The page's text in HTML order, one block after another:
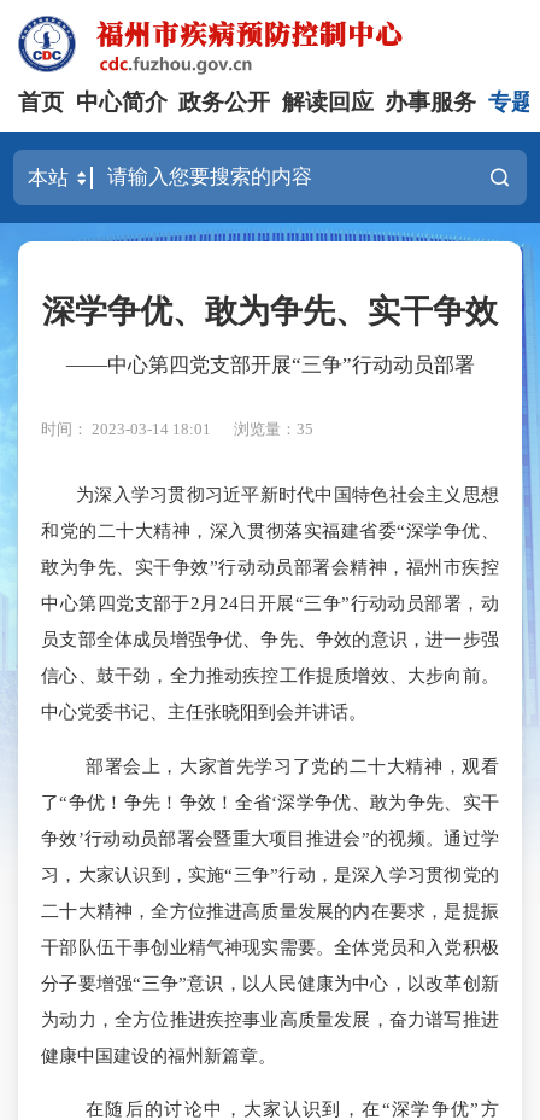
首页 中心简介 政务公开 解读回应 办事服务 专题
深学争优、敢为争先、实干争效
——中心第四党支部开展“三争”行动动员部署
时间： 2023-03-14 18:01 浏览量：35
为深入学习贯彻习近平新时代中国特色社会主义思想
和党的二十大精神，深入贯彻落实福建省委“深学争优、
敢为争先、实干争效”行动动员部署会精神，福州市疾控
中心第四党支部于2月24日开展“三争”行动动员部署，动
员支部全体成员增强争优、争先、争效的意识，进一步强
信心、鼓干劲，全力推动疾控工作提质增效、大步向前。
中心党委书记、主任张晓阳到会并讲话。
部署会上，大家首先学习 了党的 二十大精神，观看
了“争优！争先！争效！全省‘深学争优、敢为争先、实干
争效’行动动员部署会暨重大项目推进会”的视频。通过学
习，大家认识到，实施“三争”行动，是深入学习贯彻党的
二十大精神，全方位推进高质量发展的内在要求，是提振
干部队伍干事创业精气神现实需要。全体党员和入党积极
分子要增强“三争”意识，以人民健康为中心，以改革创新
为动力，全方位推进疾控事业高质量发展，奋力谱写推进
健康中国建设的福州新篇章。
在随后的讨论中，大家认识到，在“深学争优”方